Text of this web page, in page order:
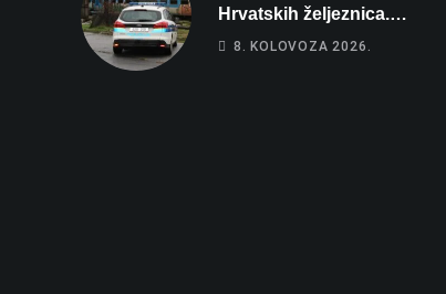
Hrvatskih željeznica.
Šestero osoba teško
8. KOLOVOZA 2026.